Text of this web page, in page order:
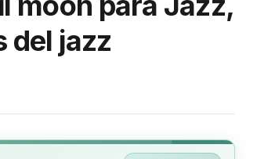
del jazz